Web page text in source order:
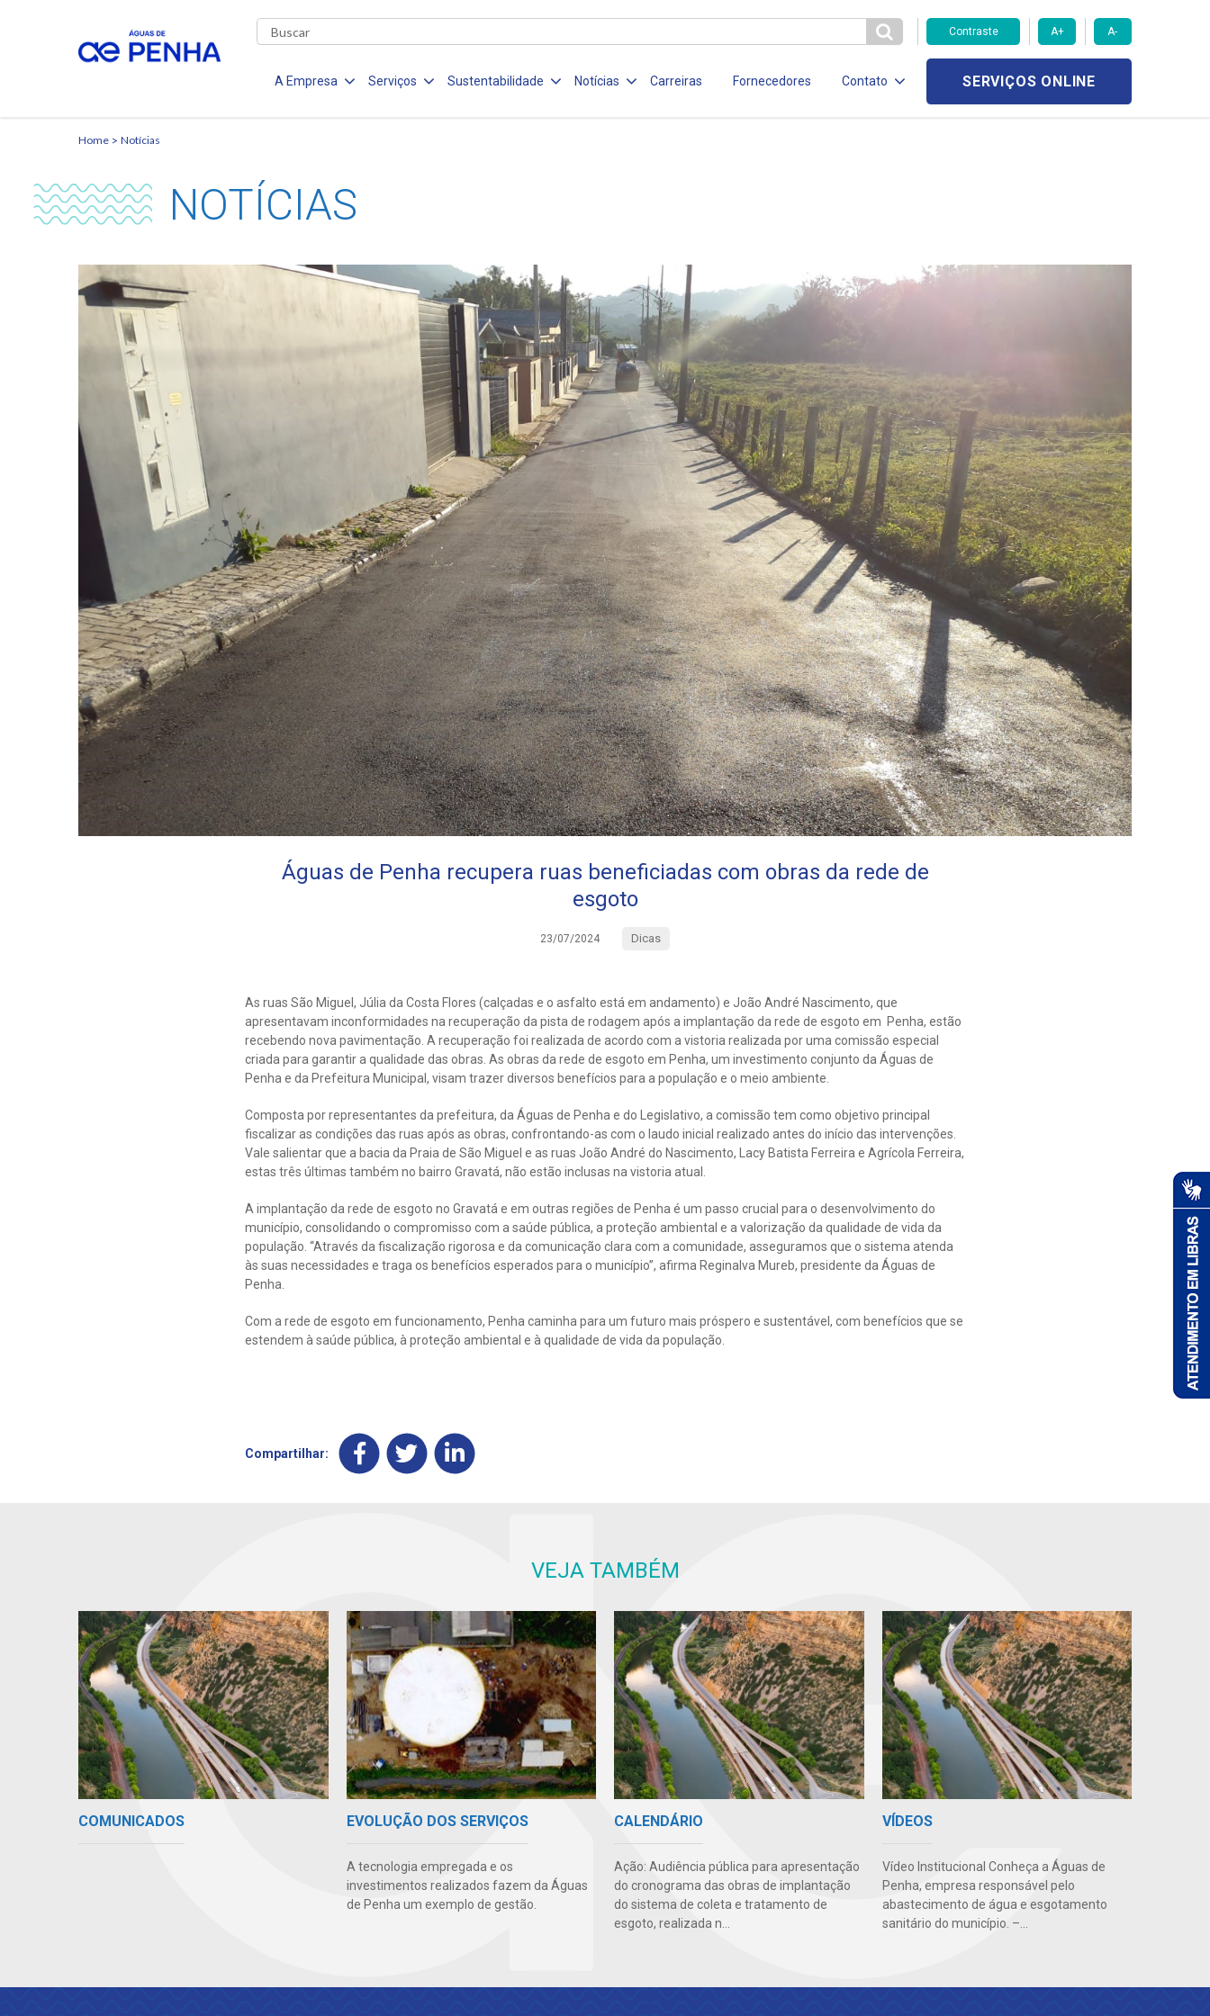
Contraste A+ A-
A Empresa Serviços Sustentabilidade Notícias Carreiras Fornecedores Contato SERVIÇOS ONLINE
Home Notícias
NOTÍCIAS
Águas de Penha recupera ruas beneficiadas com obras da rede de
esgoto
23/07/2024 Dicas
As ruas São Miguel, Júlia da Costa Flores (calçadas e o asfalto está em andamento) e João André Nascimento, que
apresentavam inconformidades na recuperação da pista de rodagem após a implantação da rede de esgoto em Penha, estão
recebendo nova pavimentação. A recuperação foi realizada de acordo com a vistoria realizada por uma comissão especial
criada para garantir a qualidade das obras. As obras da rede de esgoto em Penha, um investimento conjunto da Águas de
Penha e da Prefeitura Municipal, visam trazer diversos benefícios para a população e o meio ambiente.
Composta por representantes da prefeitura, da Águas de Penha e do Legislativo, a comissão tem como objetivo principal
fiscalizar as condições das ruas após as obras, confrontando-as com o laudo inicial realizado antes do início das intervenções.
Vale salientar que a bacia da Praia de São Miguel e as ruas João André do Nascimento, Lacy Batista Ferreira e Agrícola Ferreira,
estas três últimas também no bairro Gravatá, não estão inclusas na vistoria atual.
A implantação da rede de esgoto no Gravatá e em outras regiões de Penha é um passo crucial para o desenvolvimento do
município, consolidando o compromisso com a saúde pública, a proteção ambiental e a valorização da qualidade de vida da
população. “Através da fiscalização rigorosa e da comunicação clara com a comunidade, asseguramos que o sistema atenda
às suas necessidades e traga os benefícios esperados para o município”, afirma Reginalva Mureb, presidente da Águas de
Penha.
Com a rede de esgoto em funcionamento, Penha caminha para um futuro mais próspero e sustentável, com benefícios que se
estendem à saúde pública, à proteção ambiental e à qualidade de vida da população.
Compartilhar:
VEJA TAMBÉM
COMUNICADOS EVOLUÇÃO DOS SERVIÇOS
A tecnologia empregada e os
investimentos realizados fazem da Águas
de Penha um exemplo de gestão.
CALENDÁRIO
Ação: Audiência pública para apresentação
do cronograma das obras de implantação
do sistema de coleta e tratamento de
esgoto, realizada n...
VÍDEOS
Vídeo Institucional Conheça a Águas de
Penha, empresa responsável pelo
abastecimento de água e esgotamento
sanitário do município. –...